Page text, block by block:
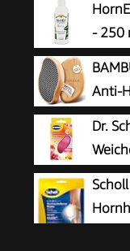
- 250
Anti-
schöne Füße -
Professionelle
Fußpflege
Dr.
Rosa,
Trockene